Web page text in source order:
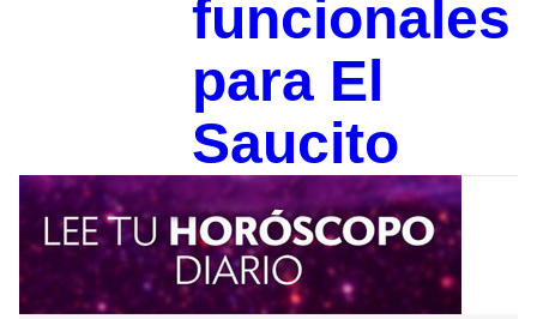
funcionales
para El
Saucito